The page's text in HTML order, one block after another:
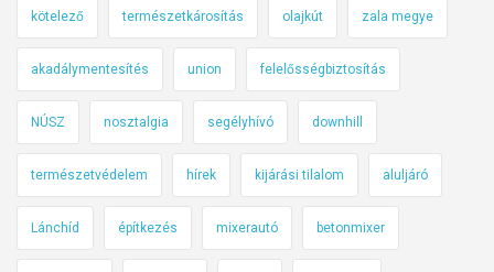
a
b
r
c
s
c
t
a
b
e
t
kötelező természetkárosítás olajkút zala megye
akadálymentesítés union felelősségbiztosítás
NÚSZ nosztalgia segélyhívó downhill
természetvédelem hírek kijárási tilalom aluljáró
Lánchíd építkezés mixerautó betonmixer